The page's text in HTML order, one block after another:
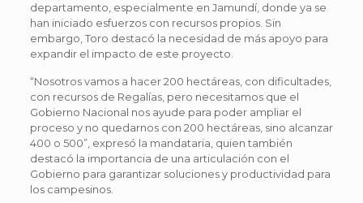
departamento, especialmente en Jamundí, donde ya se
han iniciado esfuerzos con recursos propios. Sin
embargo, Toro destacó la necesidad de más apoyo para
expandir el impacto de este proyecto.
“Nosotros vamos a hacer 200 hectáreas, con dificultades,
con recursos de Regalías, pero necesitamos que el
Gobierno Nacional nos ayude para poder ampliar el
proceso y no quedarnos con 200 hectáreas, sino alcanzar
400 o 500”, expresó la mandataria, quien también
destacó la importancia de una articulación con el
Gobierno para garantizar soluciones y productividad para
los campesinos.